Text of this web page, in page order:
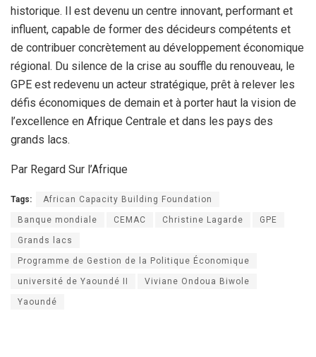
historique. Il est devenu un centre innovant, performant et
influent, capable de former des décideurs compétents et
de contribuer concrètement au développement économique
régional. Du silence de la crise au souffle du renouveau, le
GPE est redevenu un acteur stratégique, prêt à relever les
défis économiques de demain et à porter haut la vision de
l’excellence en Afrique Centrale et dans les pays des
grands lacs.
Par Regard Sur l’Afrique
Tags: African Capacity Building Foundation
Banque mondiale CEMAC Christine Lagarde GPE
Grands lacs
Programme de Gestion de la Politique Économique
université de Yaoundé II Viviane Ondoua Biwole
Yaoundé